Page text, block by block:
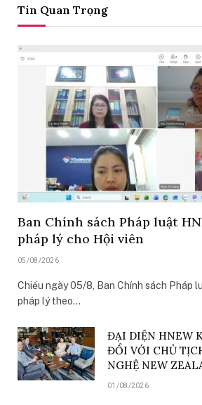
Tin Quan Trọng
Ban Chính sách Pháp luật
pháp lý cho Hội viên
05/08/2026
Chiều ngày 05/8, Ban Chính sách Pháp
pháp lý theo…
ĐẠI DIỆN HNEW
ĐỔI VỚI CHỦ
NGHỆ NEW
01/08/2026